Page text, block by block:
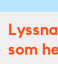
som